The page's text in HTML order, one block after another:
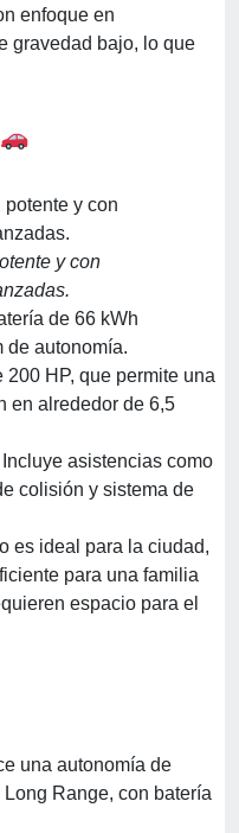
enfoque en
gravedad bajo, lo que
y con
de 66 kWh
de autonomía.
200 HP, que permite una
en alrededor de 6,5
Incluye asistencias como
colisión y sistema de
es ideal para la ciudad,
para una familia
espacio para el
una autonomía de
Range, con batería